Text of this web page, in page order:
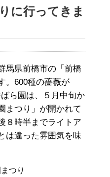
に行ってきま
馬県前橋市の「前橋
。600種の薔薇が
ら園は、５月中旬か
まつり」が開かれて
８時半までライトア
は違った雰囲気を味